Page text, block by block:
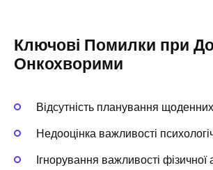
Ключові Помилки при
Онкохворими
Відсутність планування
Недооцінка важливості
Ігнорування важливості фізичної